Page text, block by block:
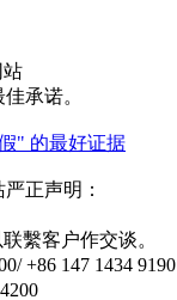
站
承诺。
" 的最好证据
正声明：
繫客户作交谈。
+86 147 1434 9190